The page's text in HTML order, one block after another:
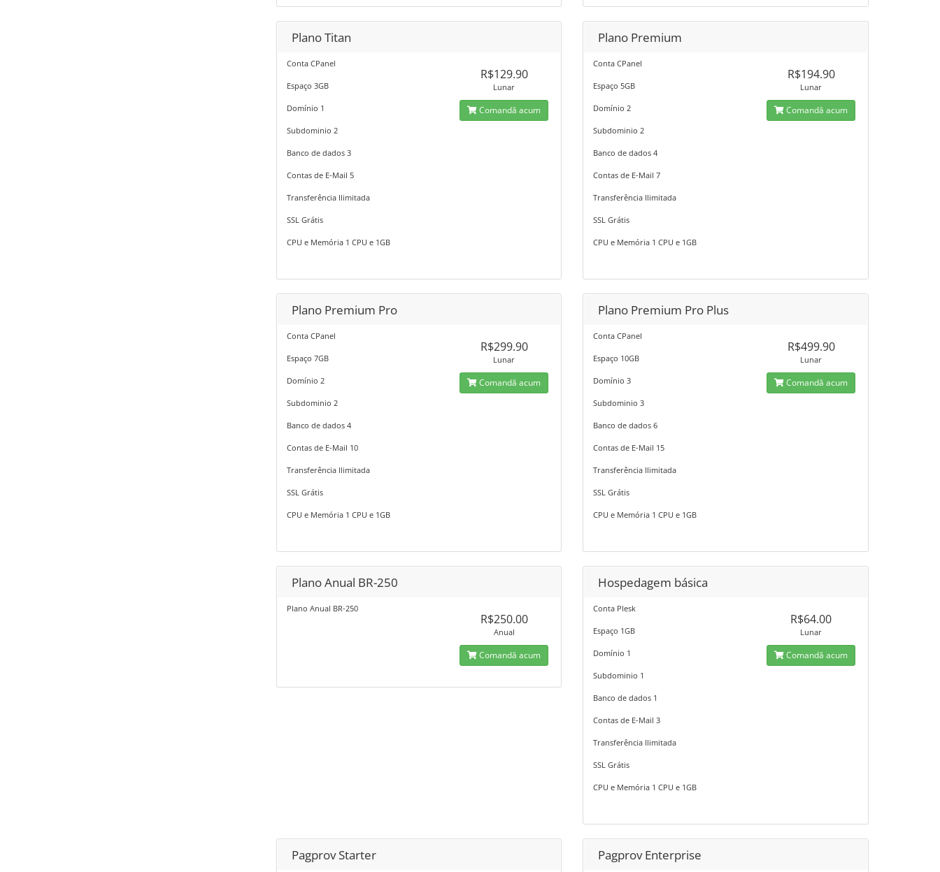
Plano Titan
Conta CPanel
Espaço 3GB
Domínio 1
Subdominio 2
Banco de dados 3
Contas de E-Mail 5
Transferência Ilimitada
SSL Grátis
CPU e Memória 1 CPU e 1GB
R$129.90
Lunar
Comandă acum
Plano Premium
Conta CPanel
Espaço 5GB
Domínio 2
Subdominio 2
Banco de dados 4
Contas de E-Mail 7
Transferência Ilimitada
SSL Grátis
CPU e Memória 1 CPU e 1GB
R$194.90
Lunar
Comandă acum
Plano Premium Pro
Conta CPanel
Espaço 7GB
Domínio 2
Subdominio 2
Banco de dados 4
Contas de E-Mail 10
Transferência Ilimitada
SSL Grátis
CPU e Memória 1 CPU e 1GB
R$299.90
Lunar
Comandă acum
Plano Premium Pro Plus
Conta CPanel
Espaço 10GB
Domínio 3
Subdominio 3
Banco de dados 6
Contas de E-Mail 15
Transferência Ilimitada
SSL Grátis
CPU e Memória 1 CPU e 1GB
R$499.90
Lunar
Comandă acum
Plano Anual BR-250
Plano Anual BR-250
R$250.00
Anual
Comandă acum
Hospedagem básica
Conta Plesk
Espaço 1GB
Domínio 1
Subdominio 1
Banco de dados 1
Contas de E-Mail 3
Transferência Ilimitada
SSL Grátis
CPU e Memória 1 CPU e 1GB
R$64.00
Lunar
Comandă acum
Pagprov Starter Pagprov Enterprise